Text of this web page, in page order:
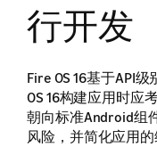
行开发
Fire OS 16基于API
OS 16构建应用时应
朝向标准Android组
风险，并简化应用的